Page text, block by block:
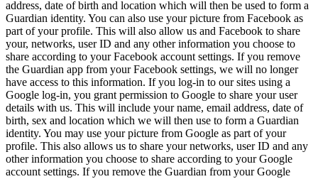
address, date of birth and location which will then be used to form a
Guardian identity. You can also use your picture from Facebook as
part of your profile. This will also allow us and Facebook to share
your, networks, user ID and any other information you choose to
share according to your Facebook account settings. If you remove
the Guardian app from your Facebook settings, we will no longer
have access to this information. If you log-in to our sites using a
Google log-in, you grant permission to Google to share your user
details with us. This will include your name, email address, date of
birth, sex and location which we will then use to form a Guardian
identity. You may use your picture from Google as part of your
profile. This also allows us to share your networks, user ID and any
other information you choose to share according to your Google
account settings. If you remove the Guardian from your Google